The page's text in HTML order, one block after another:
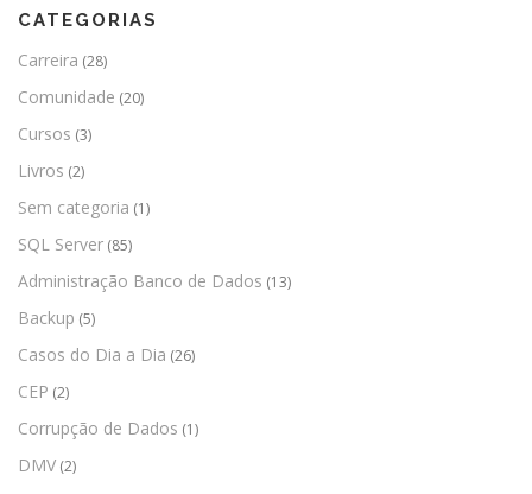
CATEGORIAS
Carreira (28)
Comunidade (20)
Cursos (3)
Livros (2)
Sem categoria (1)
SQL Server (85)
Administração Banco de Dados (13)
Backup (5)
Casos do Dia a Dia (26)
CEP (2)
Corrupção de Dados (1)
DMV (2)